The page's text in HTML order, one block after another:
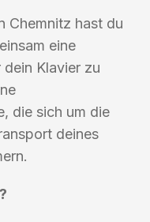
Chemnitz hast du
eine
Klavier zu
die sich um die
deines